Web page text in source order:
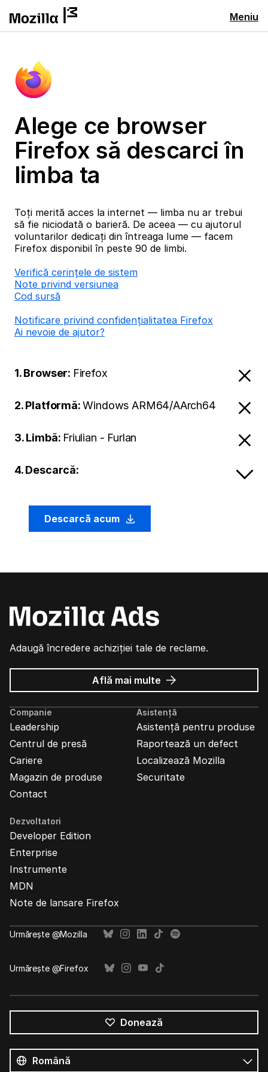
Meniu
Alege ce browser
Firefox să descarci în
limba ta
Toți merită acces la internet — limba nu ar trebui
să fie niciodată o barieră. De aceea — cu ajutorul
voluntarilor dedicați din întreaga lume — facem
Firefox disponibil în peste 90 de limbi.
Verifică cerințele de sistem
Note privind versiunea
Cod sursă
Notificare privind confidențialitatea Firefox
Ai nevoie de ajutor?
1. Browser: Firefox
2. Platformă:Windows ARM64/AArch64
3. Limbă: Friulian - Furlan
4. Descarcă:
Descarcă acum
Adaugă încredere achiziției tale de reclame.
Află mai multe despre
Reclame
Mozilla
Companie
Leadership
Centrul de presă
Cariere
Magazin de produse
Contact
Asistență
Asistență pentru produse
Raportează un defect
Localizează Mozilla
Securitate
Dezvoltatori
Developer Edition
Enterprise
Instrumente
MDN
Note de lansare Firefox
Urmărește @Mozilla
Urmărește @Firefox
Donează
limbile
Limbă